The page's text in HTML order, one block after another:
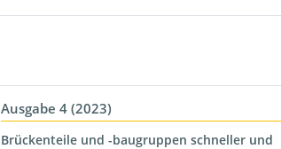
Ausgabe 4 (2023)
Brückenteile und -baugruppen schneller und